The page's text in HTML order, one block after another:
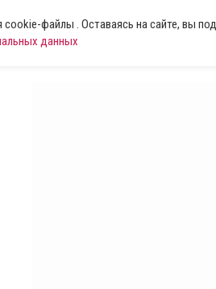
файлы . Оставаясь на сайте, вы
данных